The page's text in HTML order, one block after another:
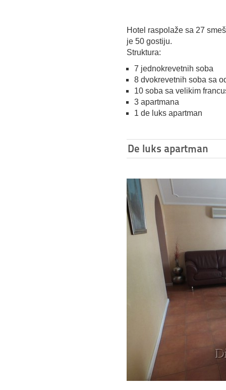
Hotel raspolaže sa 27
je 50 gostiju.
Struktura:
7 jednokrevetnih soba
8 dvokrevetnih soba sa
10 soba sa velikim
3 apartmana
1 de luks apartman
De luks apartman